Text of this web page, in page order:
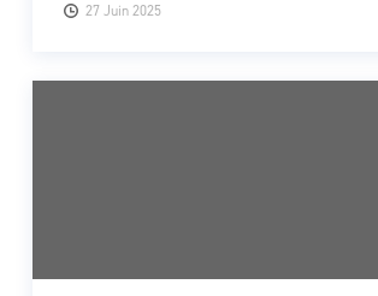
27 Juin 2025